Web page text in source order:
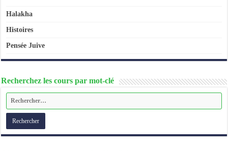
Halakha
Histoires
Pensée Juive
Recherchez les cours par mot-clé